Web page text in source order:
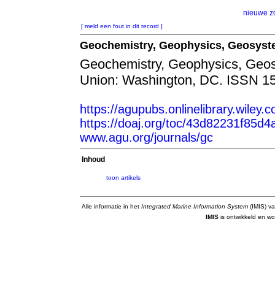
nieuwe
[ meld een fout in dit record ]
Geochemistry, Geophysics,
Geochemistry, Geophysics,
Union: Washington, DC. ISSN
https://
https://doaj.org/toc/
www.agu.org/journals/gc
Inhoud
toon artikels
Alle informatie in het Integrated Marine Information System (IMIS)
IMIS is ontwikkeld en